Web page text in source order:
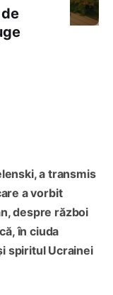
a transmis
a vorbit
despre război
în ciuda
spiritul Ucrainei